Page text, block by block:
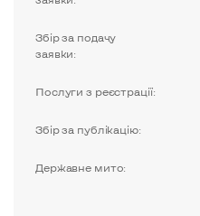
Збір за подачу
заявки:
Послуги з реєстрації:
Збір за публікацію:
Державне мито: